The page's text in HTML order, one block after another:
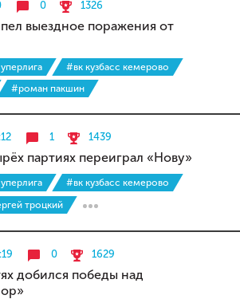
0 1326
выездное поражения от
#вк кузбасс кемерово
#роман пакшин
1 1439
партиях переиграл «Нову»
#вк кузбасс кемерово
троцкий
0 1629
добился победы над